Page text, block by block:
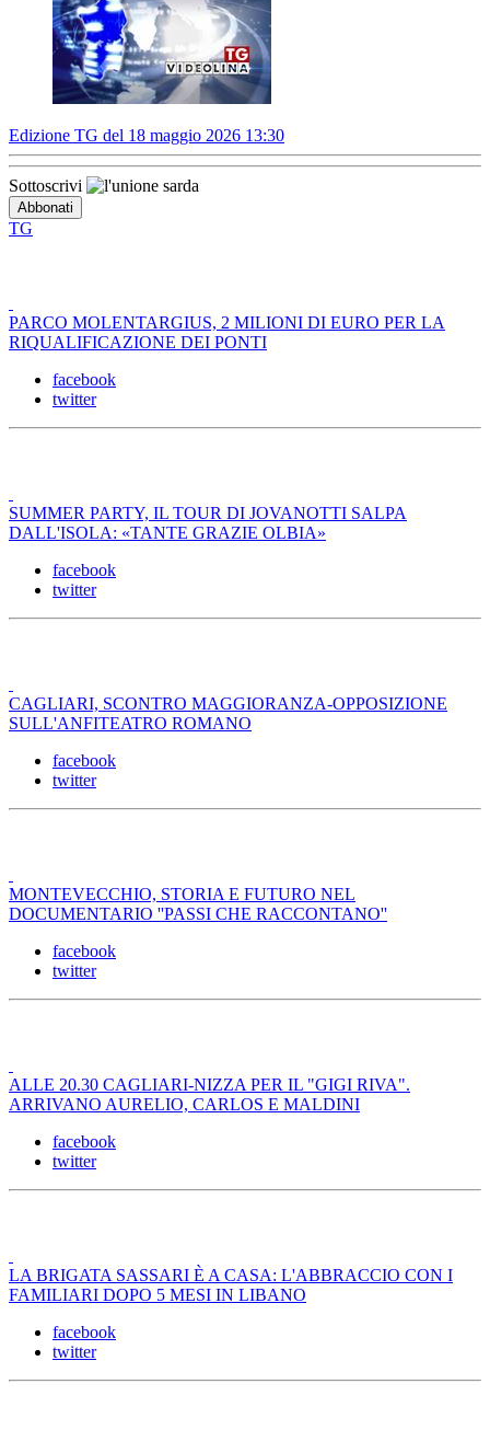
Edizione TG del 18 maggio 2026 13:30
Sottoscrivi
TG
PARCO MOLENTARGIUS, 2 MILIONI DI EURO PER LA
RIQUALIFICAZIONE DEI PONTI
facebook
twitter
SUMMER PARTY, IL TOUR DI JOVANOTTI SALPA
DALL'ISOLA: «TANTE GRAZIE OLBIA»
facebook
twitter
CAGLIARI, SCONTRO MAGGIORANZA-OPPOSIZIONE
SULL'ANFITEATRO ROMANO
facebook
twitter
MONTEVECCHIO, STORIA E FUTURO NEL
DOCUMENTARIO ''PASSI CHE RACCONTANO''
facebook
twitter
ALLE 20.30 CAGLIARI-NIZZA PER IL "GIGI RIVA".
ARRIVANO AURELIO, CARLOS E MALDINI
facebook
twitter
LA BRIGATA SASSARI È A CASA: L'ABBRACCIO CON I
FAMILIARI DOPO 5 MESI IN LIBANO
facebook
twitter